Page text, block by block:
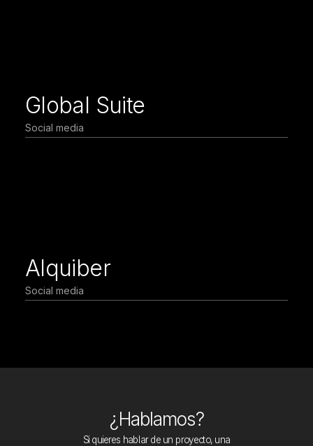
Global Suite
Social media
Alquiber
Social media
¿Hablamos?
Si quieres hablar de un proyecto, una